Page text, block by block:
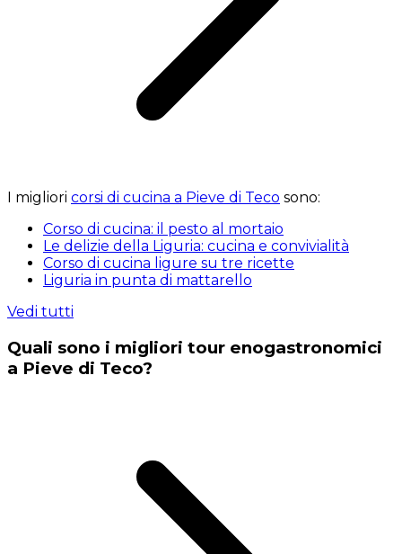
I migliori corsi di cucina a Pieve di Teco sono:
Corso di cucina: il pesto al mortaio
Le delizie della Liguria: cucina e convivialità
Corso di cucina ligure su tre ricette
Liguria in punta di mattarello
Vedi tutti
Quali sono i migliori tour enogastronomici
a Pieve di Teco?